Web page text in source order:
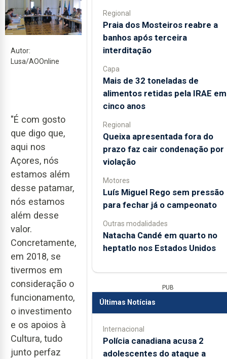
Autor:
Lusa/AOOnline
"É com gosto
que digo que,
aqui nos
Açores, nós
estamos além
desse patamar,
nós estamos
além desse
valor.
Concretamente,
em 2018, se
tivermos em
consideração o
funcionamento,
o investimento
e os apoios à
Cultura, tudo
junto perfaz
Regional
Praia dos Mosteiros reabre a
banhos após terceira
interditação
Capa
Mais de 32 toneladas de
alimentos retidas pela IRAE em
cinco anos
Regional
Queixa apresentada fora do
prazo faz cair condenação por
violação
Motores
Luís Miguel Rego sem pressão
para fechar já o campeonato
Outras modalidades
Natacha Candé em quarto no
heptatlo nos Estados Unidos
PUB
Últimas Notícias
Internacional
Polícia canadiana acusa 2
adolescentes do ataque a